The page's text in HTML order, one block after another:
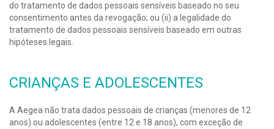
do tratamento de dados pessoais sensíveis baseado no seu
consentimento antes da revogação; ou (ii) a legalidade do
tratamento de dados pessoais sensíveis baseado em outras
hipóteses legais.
CRIANÇAS E ADOLESCENTES
A Aegea não trata dados pessoais de crianças (menores de 12
anos) ou adolescentes (entre 12 e 18 anos), com exceção de